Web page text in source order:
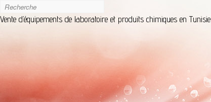
Vente d’équipements de laboratoire et produits chimiques en Tunisie